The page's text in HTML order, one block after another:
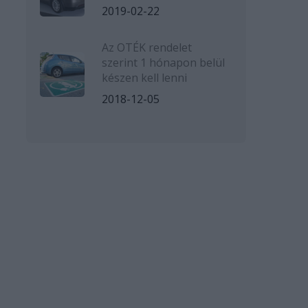
2019-02-22
Az OTÉK rendelet
szerint 1 hónapon belül
készen kell lenni
2018-12-05